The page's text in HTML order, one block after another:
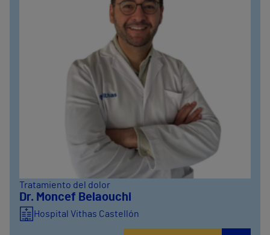
Tratamiento del dolor
Dr. Moncef Belaouchi
Hospital Vithas Castellón